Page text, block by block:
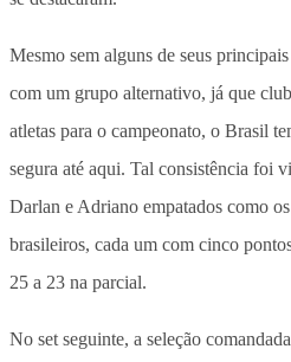
Mesmo sem alguns de seus
com um grupo alternativo, já que
atletas para o campeonato, o Brasil
segura até aqui. Tal consistência foi
Darlan e Adriano empatados como
brasileiros, cada um com cinco
25 a 23 na parcial.
No set seguinte, a seleção